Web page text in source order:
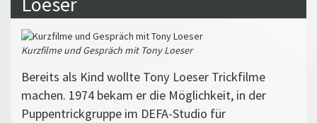
Kurzfilme und Gespräch mit Tony Loeser
Bereits als Kind wollte Tony Loeser Trickfilme
machen. 1974 bekam er die Möglichkeit, in der
Puppentrickgruppe im DEFA-Studio für